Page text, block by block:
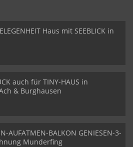
Haus mit SEEBLICK in
auch für TINY-HAUS in
& Burghausen
AUFATMEN-BALKON GENIESEN-3-
Munderfing